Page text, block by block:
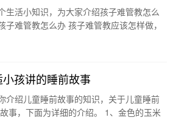
生活小知识，为大家介绍孩子难管教怎么
难管教怎么办 孩子难管教应该怎样做，
孩讲的睡前故事
介绍儿童睡前故事的知识，关于儿童睡前
事，下面为详细的介绍。 1、金色的玉米